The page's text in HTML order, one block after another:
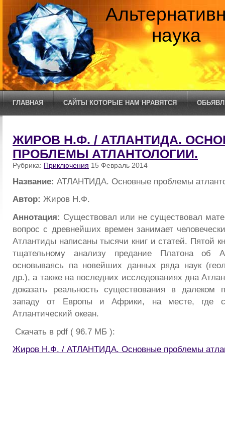
наука
ГЛАВНАЯ САЙТЫ КОТОРЫЕ НАМ НРАВЯТСЯ
ЖИРОВ Н.Ф. / АТЛАНТИДА.
ПРОБЛЕМЫ АТЛАНТОЛОГИИ.
Рубрика: Приключения 15 Февраль 2014
Название: АТЛАНТИДА. Основные проблемы
Автор: Жиров Н.Ф.
Аннотация: Существовал или не существовал
вопрос с древнейших времен занимает
Атлантиды написаны тысячи книг и статей. Пятой
тщательному анализу предание Платона об
основываясь па новейших данных ряда наук
др.), а также на последних исследованиях дна
доказать реальность существования в далеком
западу от Европы и Африки, на месте, где
Атлантический океан.
Скачать в pdf ( 96.7 МБ ):
Жиров Н.Ф. / АТЛАНТИДА. Основные проблемы